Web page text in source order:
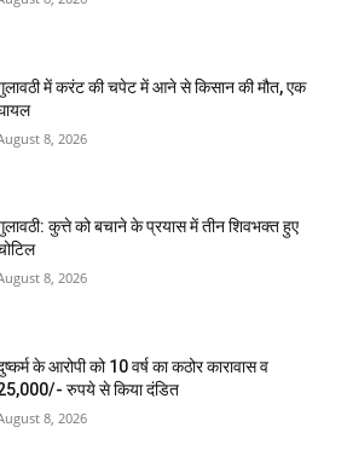
में करंट की चपेट में आने से किसान की मौत, एक
8, 2026
कुत्ते को बचाने के प्रयास में तीन शिवभक्त हुए
8, 2026
के आरोपी को 10 वर्ष का कठोर कारावास व
रुपये से किया दंडित
8, 2026